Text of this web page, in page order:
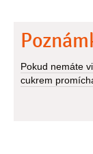
Pokud nemáte
cukrem